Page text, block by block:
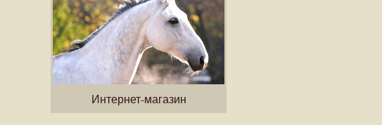
Интернет-магазин